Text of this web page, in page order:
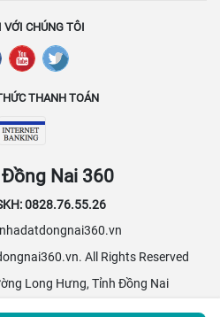
VỚI CHÚNG TÔI
THANH TOÁN
Nai 360
0828.76.55.26
All Rights Reserved
Long Hưng, Tỉnh Đồng Nai